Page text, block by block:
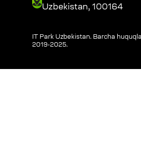
Uzbekistan, 100164
IT Park Uzbekistan. Barcha
2019-2025.